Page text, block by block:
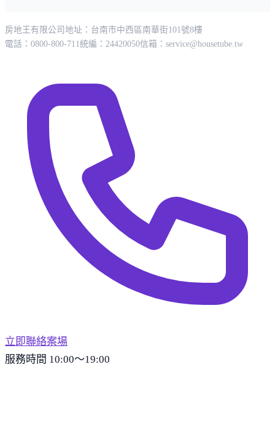
房地王有限公司 地址：台南市中西區南華街101號8樓
電話：0800-800-711統編：24420050信箱： service@housetube.tw
立即聯絡案場
服務時間 10:00～19:00